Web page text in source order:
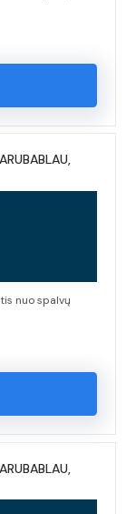
nuo spalvų